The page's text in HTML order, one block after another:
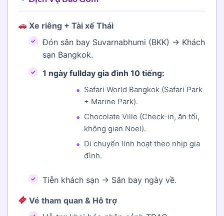
Xe riêng + Tài xế Thái
Đón sân bay Suvarnabhumi (BKK) → Khách
sạn Bangkok.
1 ngày fullday gia đình 10 tiếng:
Safari World Bangkok (Safari Park
+ Marine Park).
Chocolate Ville (Check-in, ăn tối,
không gian Noel).
Di chuyển linh hoạt theo nhịp gia
đình.
Tiễn khách sạn → Sân bay ngày về.
Vé tham quan & Hỗ trợ